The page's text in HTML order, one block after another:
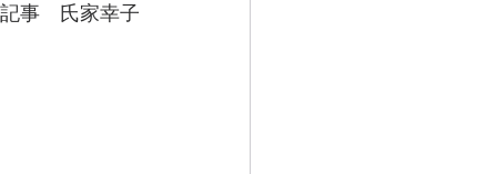
記事　氏家幸子